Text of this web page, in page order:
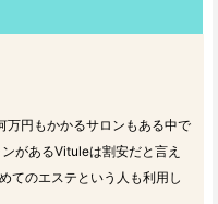
万円もかかるサロンもある中で
があるVituleは割安だと言え
てのエステという人も利用し